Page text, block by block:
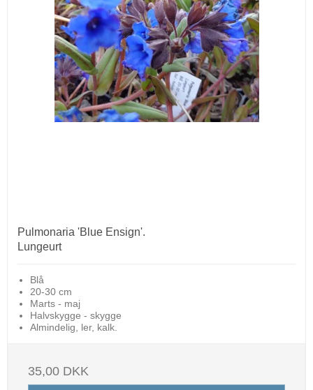
Pulmonaria 'Blue Ensign'.
Lungeurt
Blå
20-30 cm
Marts - maj
Halvskygge - skygge
Almindelig, ler, kalk.
35,00 DKK